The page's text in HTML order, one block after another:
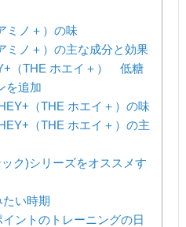
ミノ＋）の味
ミノ＋）の主な成分と効果
（THE ホエイ＋） 低糖
を追加
（THE ホエイ＋）の味
（THE ホエイ＋）の主
ク)シリーズをオススメす
い時期
ントのトレーニングの日